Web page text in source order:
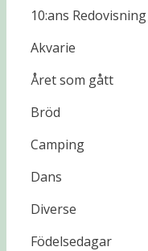
10:ans Redovisning
Akvarie
Året som gått
Bröd
Camping
Dans
Diverse
Födelsedagar